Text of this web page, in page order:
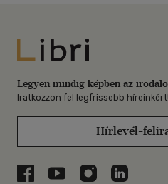
Libri
Legyen mindig képben az
Iratkozzon fel legfrissebb híreinkért!
Hírlevél-
Libri a Facebookon
Libri a Youtube-on
Libri azLibri a